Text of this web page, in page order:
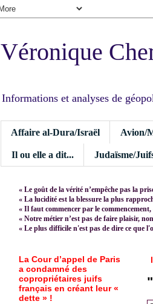
Véronique
Informations et analyses de
Affaire al-Dura/Israël Avion/
Il ou elle a dit... Judaïsme/
« Le goût de la vérité n’empêche pas la
« La lucidité est la blessure la plus
« Il faut commencer par le
« Notre métier n’est pas de faire plaisir,
« Le plus difficile n'est pas de dire ce que
La Cour d’appel de Paris
a condamné des
copropriétaires juifs
français en créant leur «
dette » !